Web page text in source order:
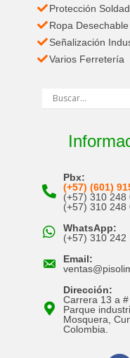
Protección
Ropa Desechable
Señalización
Varios Ferretería
Pbx:
(+57) (601)
(+57) 310 248
(+57) 310 248
WhatsApp:
(+57) 310 242
Email:
Dirección:
Carrera 13 a
Parque
Mosquera,
Colombia.